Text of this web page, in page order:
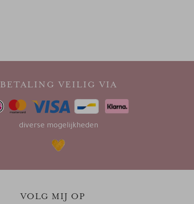
BETALING VEILIG VIA
diverse mogelijkheden
VOLG MIJ OP